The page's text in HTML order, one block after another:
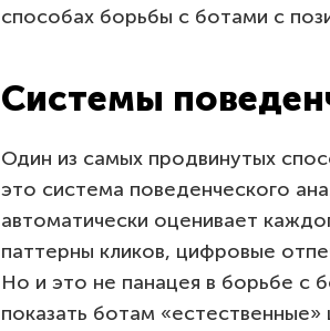
способах борьбы с ботами с
Системы
Один из самых продвинутых
это система поведенческого
автоматически оценивает
паттерны кликов, цифровые
Но и это не панацея в борьбе с
показать ботам